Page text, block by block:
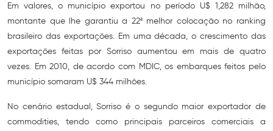
Em valores, o município exportou no período U$ 1,282 milhão,
montante que lhe garantiu a 22ª melhor colocação no ranking
brasileiro das exportações. Em uma década, o crescimento das
exportações feitas por Sorriso aumentou em mais de quatro
vezes. Em 2010, de acordo com MDIC, os embarques feitos pelo
município somaram U$ 344 milhões.
No cenário estadual, Sorriso é o segundo maior exportador de
commodities, tendo como principais parceiros comerciais a